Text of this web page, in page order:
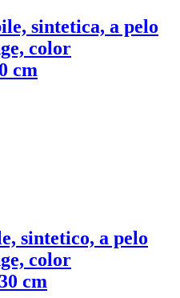
sintetica, a pelo
color
cm
sintetico, a pelo
color
cm